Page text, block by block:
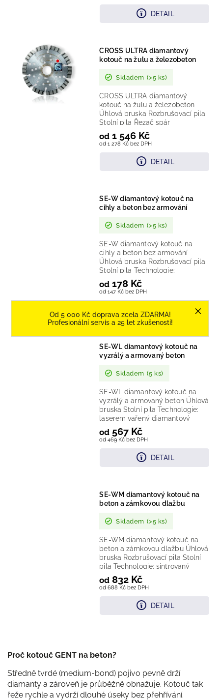
Od 5 000 Kč doprava zcela ZDARMA!
Profesionální servis a 25 let zkušeností!
DETAIL
CROSS ULTRA diamantový
kotouč na žulu a železobeton
Skladem (>5 ks)
od 1 278 Kč bez DPH
od 1 546 Kč
DETAIL
CROSS ULTRA diamantový
kotouč na žulu a železobeton
Úhlová bruska Rozbrušovací pila
Stolní pila Řezač spár
Technologie: laserem vařený...
SE-W diamantový kotouč na
cihly a beton bez armování
Skladem (>5 ks)
od 147 Kč bez DPH
od 178 Kč
DETAIL
SE-W diamantový kotouč na
cihly a beton bez armování
Úhlová bruska Rozbrušovací pila
Stolní pila Technologie:
sintrovaný diamantový segment...
SE-WL diamantový kotouč na
vyzrálý a armovaný beton
Skladem (5 ks)
od 469 Kč bez DPH
od 567 Kč
DETAIL
SE-WL diamantový kotouč na
vyzrálý a armovaný beton Úhlová
bruska Stolní pila Technologie:
laserem vařený diamantový
segment Provedení:
segmentovaný...
SE-WM diamantový kotouč na
beton a zámkovou dlažbu
Skladem (>5 ks)
od 688 Kč bez DPH
od 832 Kč
DETAIL
SE-WM diamantový kotouč na
beton a zámkovou dlažbu Úhlová
bruska Rozbrušovací pila Stolní
pila Technologie: sintrovaný
diamantový segment...
Proč kotouč GENT na beton?
Středně tvrdé (medium-bond) pojivo pevně drží
diamanty a zároveň je průběžně obnažuje. Kotouč tak
řeže rychle a vydrží dlouhé úseky bez přehřívání.